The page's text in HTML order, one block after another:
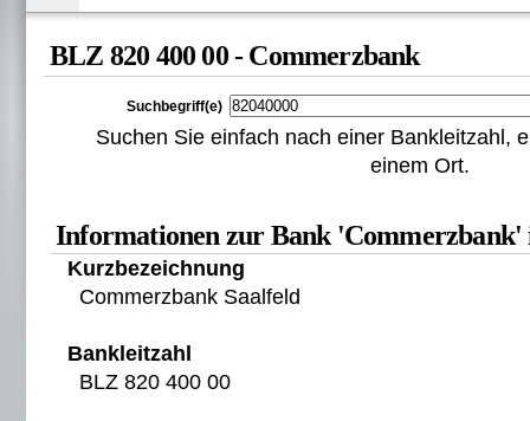
BLZ 820 400 00 - Commerzbank
Suchbegriff(e)
Suchen Sie einfach nach einer Bankleitzahl,
einem Ort.
Informationen zur Bank 'Commerzbank'
Kurzbezeichnung
Commerzbank Saalfeld
Bankleitzahl
BLZ 820 400 00